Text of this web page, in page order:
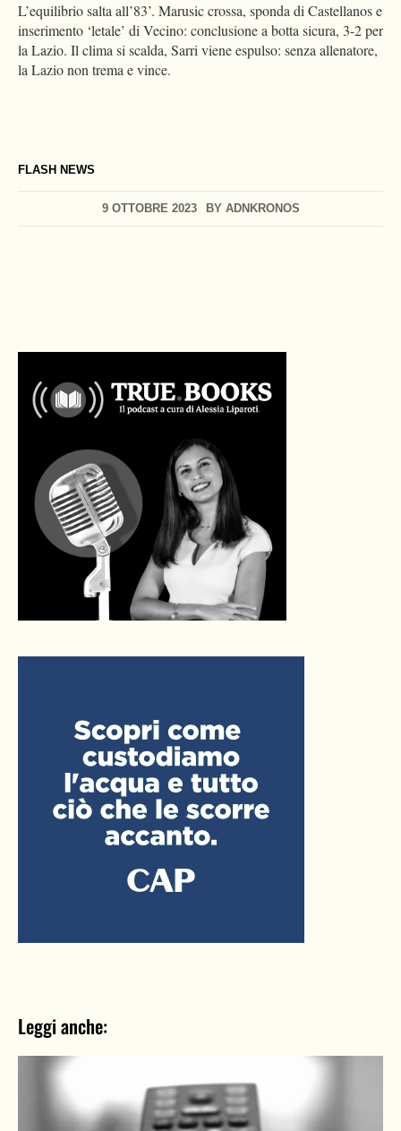
FLASH NEWS
9 OTTOBRE 2023 BY ADNKRONOS
L’equilibrio salta all’83’. Marusic crossa, sponda di Castellanos e
inserimento ‘letale’ di Vecino: conclusione a botta sicura, 3-2 per
la Lazio. Il clima si scalda, Sarri viene espulso: senza allenatore,
la Lazio non trema e vince.
Leggi anche: